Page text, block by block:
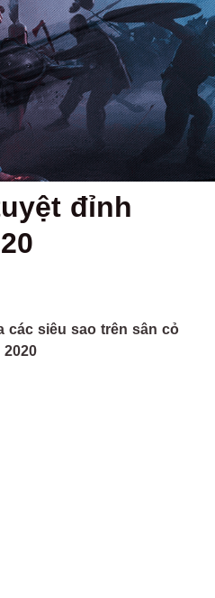
đỉnh
các siêu sao trên sân cỏ